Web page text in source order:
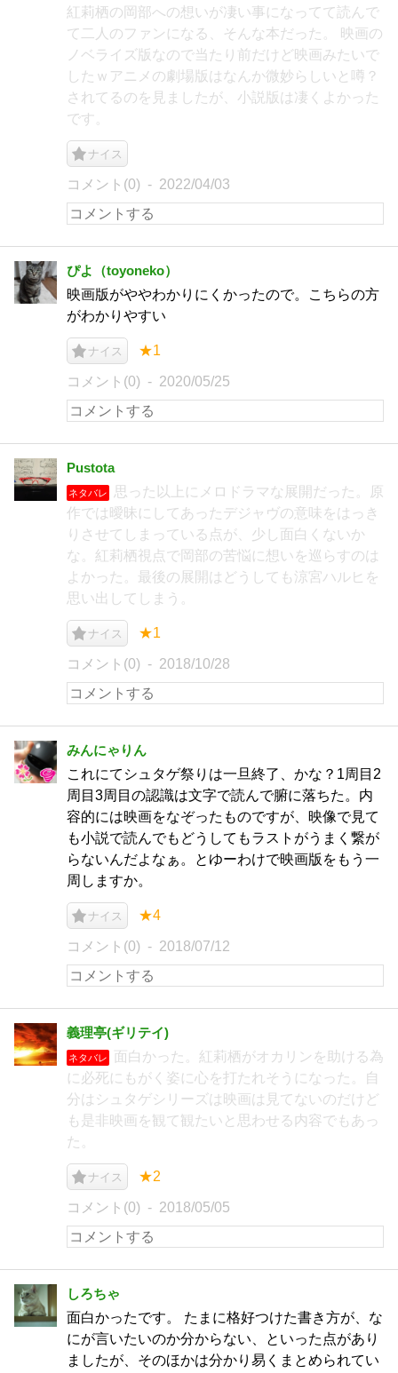
紅莉栖の岡部への想いが凄い事になってて読んで
て二人のファンになる、そんな本だった。 映画の
ノベライズ版なので当たり前だけど映画みたいで
したｗアニメの劇場版はなんか微妙らしいと噂？
されてるのを見ましたが、小説版は凄くよかった
です。
ナイス
コメント(0) 2022/04/03
ぴよ（toyoneko）
映画版がややわかりにくかったので。こちらの方
がわかりやすい
ナイス ★1
コメント(0) 2020/05/25
Pustota
ネタバレ
思った以上にメロドラマな展開だった。原
作では曖昧にしてあったデジャヴの意味をはっき
りさせてしまっている点が、少し面白くないか
な。紅莉栖視点で岡部の苦悩に想いを巡らすのは
よかった。最後の展開はどうしても涼宮ハルヒを
思い出してしまう。
ナイス ★1
コメント(0) 2018/10/28
みんにゃりん
これにてシュタゲ祭りは一旦終了、かな？1周目2
周目3周目の認識は文字で読んで腑に落ちた。内
容的には映画をなぞったものですが、映像で見て
も小説で読んでもどうしてもラストがうまく繋が
らないんだよなぁ。とゆーわけで映画版をもう一
周しますか。
ナイス ★4
コメント(0) 2018/07/12
義理亭(ギリテイ)
ネタバレ
面白かった。紅莉栖がオカリンを助ける為
に必死にもがく姿に心を打たれそうになった。自
分はシュタゲシリーズは映画は見てないのだけど
も是非映画を観て観たいと思わせる内容でもあっ
た。
ナイス ★2
コメント(0) 2018/05/05
しろちゃ
面白かったです。 たまに格好つけた書き方が、な
にが言いたいのか分からない、といった点があり
ましたが、そのほかは分かり易くまとめられてい